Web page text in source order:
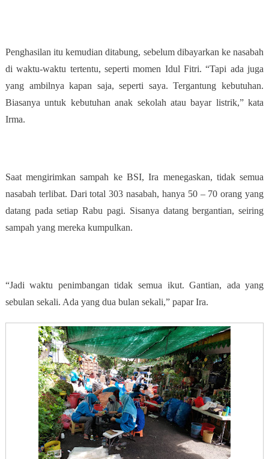
Penghasilan itu kemudian ditabung, sebelum dibayarkan ke nasabah
di waktu-waktu tertentu, seperti momen Idul Fitri. “Tapi ada juga
yang ambilnya kapan saja, seperti saya. Tergantung kebutuhan.
Biasanya untuk kebutuhan anak sekolah atau bayar listrik,” kata
Irma.
Saat mengirimkan sampah ke BSI, Ira menegaskan, tidak semua
nasabah terlibat. Dari total 303 nasabah, hanya 50 – 70 orang yang
datang pada setiap Rabu pagi. Sisanya datang bergantian, seiring
sampah yang mereka kumpulkan.
“Jadi waktu penimbangan tidak semua ikut. Gantian, ada yang
sebulan sekali. Ada yang dua bulan sekali,” papar Ira.